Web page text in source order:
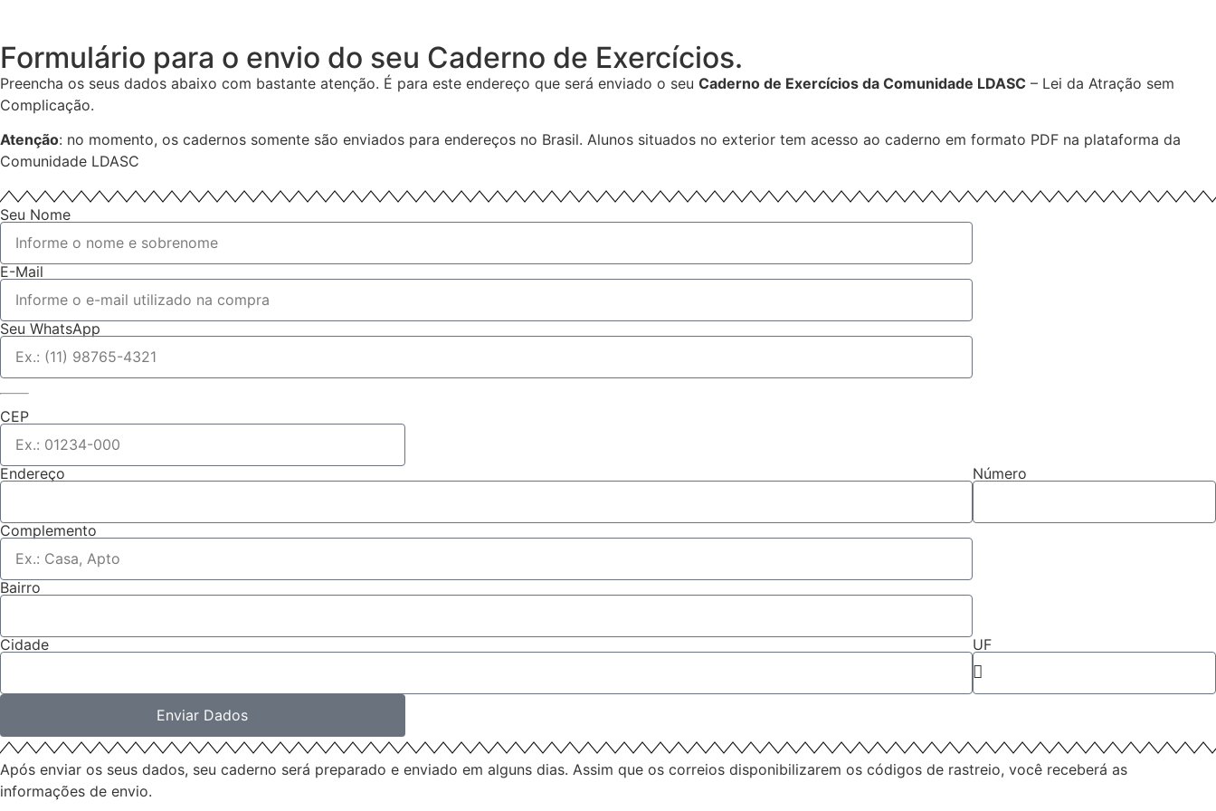
Formulário para o envio do seu Caderno de Exercícios.
Preencha os seus dados abaixo com bastante atenção. É para este endereço que será enviado o seu Caderno de Exercícios da Comunidade LDASC – Lei da Atração sem
Complicação.
Atenção: no momento, os cadernos somente são enviados para endereços no Brasil. Alunos situados no exterior tem acesso ao caderno em formato PDF na plataforma da
Comunidade LDASC
Seu Nome
E-Mail
Seu WhatsApp
CEP
Endereço Número
Complemento
Bairro
Cidade UF
Enviar Dados
Após enviar os seus dados, seu caderno será preparado e enviado em alguns dias. Assim que os correios disponibilizarem os códigos de rastreio, você receberá as
informações de envio.